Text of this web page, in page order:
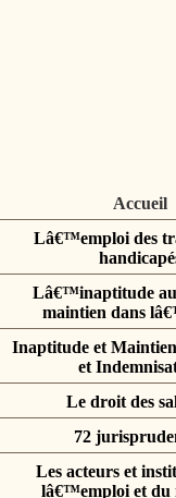
Accueil
Lâ€™emploi des
Lâ€™inaptitude
maintien dans
Inaptitude et
et
Le droit des
72
Les acteurs et
lâ€™emploi et du